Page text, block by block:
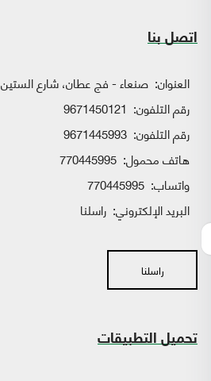
اتصل بنا
العنوان: صنعاء - فج عطان، شارع الستين
رقم التلفون: 9671450121
رقم التلفون: 9671445993
هاتف محمول: 770445995
واتساب:
البريد الإلكتروني: راسلنا
راسلنا
تحميل التطبيقات